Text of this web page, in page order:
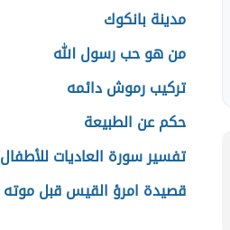
مدينة بانكوك
من هو حب رسول الله
تركيب رموش دائمه
حكم عن الطبيعة
تفسير سورة العاديات للأطفال
قصيدة امرؤ القيس قبل موته